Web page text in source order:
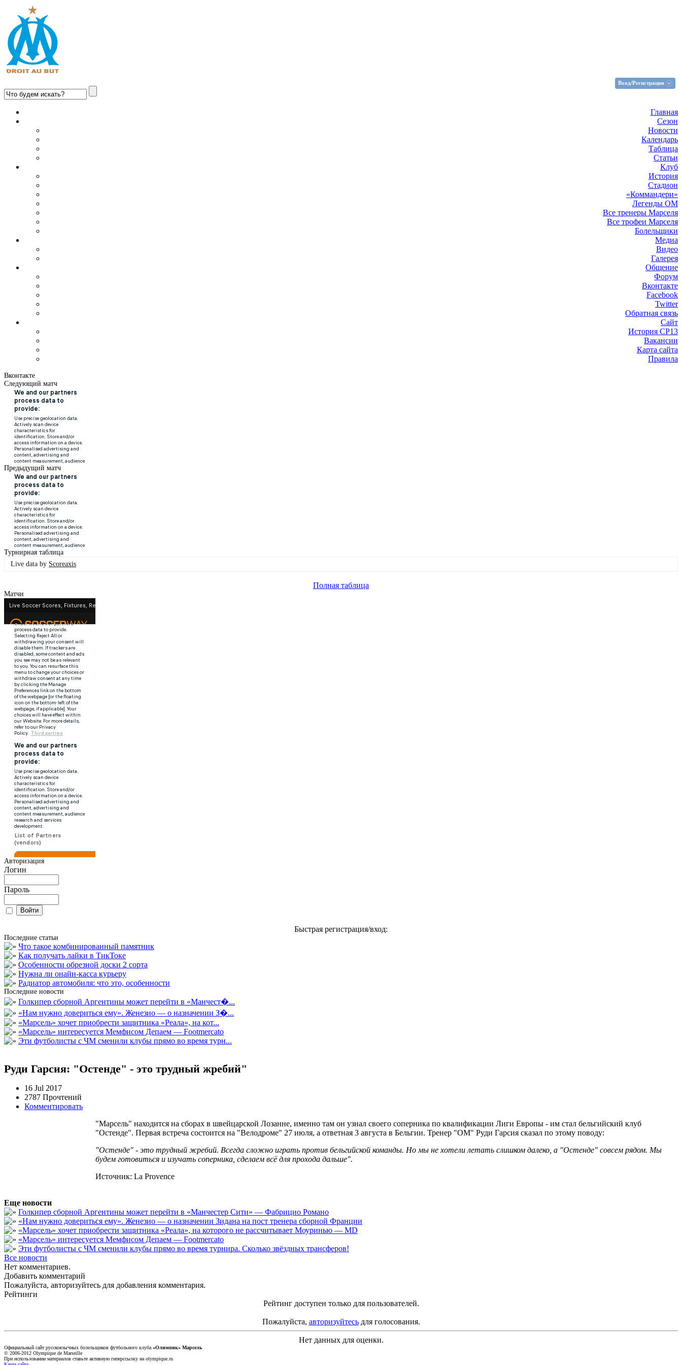
Вход/Регистрация
Главная
Сезон
Новости
Календарь
Таблица
Статьи
Клуб
История
Стадион
«Коммандери»
Легенды ОМ
Все тренеры Марселя
Все трофеи Марселя
Болельщики
Медиа
Видео
Галерея
Общение
Форум
Вконтакте
Facebook
Twitter
Обратная связь
Сайт
История СР13
Вакансии
Карта сайта
Правила
Вконтакте
Следующий матч
Предыдущий матч
Турнирная таблица
Live data by Scoreaxis
Полная таблица
Матчи
Авторизация
Логин
Пароль
Быстрая регистрация/вход:
Последние статьи
Что такое комбинированный памятник
Как получать лайки в ТикТоке
Особенности обрезной доски 2 сорта
Нужна ли онайн-касса курьеру
Радиатор автомобиля: что это, особенности
Последние новости
Голкипер сборной Аргентины может перейти в «Манчест�...
«Нам нужно довериться ему». Женезио — о назначении З�...
«Марсель» хочет приобрести защитника «Реала», на кот...
«Марсель» интересуется Мемфисом Депаем — Footmercato
Эти футболисты с ЧМ сменили клубы прямо во время турн...
Руди Гарсия: "Остенде" - это трудный жребий"
16 Jul 2017
2787 Прочтений
Комментировать
"Марсель" находится на сборах в швейцарской Лозанне, именно там он узнал своего соперника по квалификации Лиги Европы - им стал бельгийский клуб
"Остенде". Первая встреча состоится на "Велодроме" 27 июля, а ответная 3 августа в Бельгии. Тренер "ОМ" Руди Гарсия сказал по этому поводу:
"Остенде" - это трудный жребий. Всегда сложно играть против бельгийской команды. Но мы не хотели летать слишком далеко, а "Остенде" совсем рядом. Мы
будем готовиться и изучать соперника, сделаем всё для прохода дальше".
Источник: La Provence
Еще новости
Голкипер сборной Аргентины может перейти в «Манчестер Сити» — Фабрицио Романо
«Нам нужно довериться ему». Женезио — о назначении Зидана на пост тренера сборной Франции
«Марсель» хочет приобрести защитника «Реала», на которого не рассчитывает Моуринью — MD
«Марсель» интересуется Мемфисом Депаем — Footmercato
Эти футболисты с ЧМ сменили клубы прямо во время турнира. Сколько звёздных трансферов!
Все новости
Нет комментариев.
Добавить комментарий
Пожалуйста, авторизуйтесь для добавления комментария.
Рейтинги
Рейтинг доступен только для пользователей.
Пожалуйста, авторизуйтесьдля голосования.
Нет данных для оценки.
Официальный сайт русскоязычных болельщиков футбольного клуба «Олимпик» Марсель
© 2006-2012 Olympique de Marseille
При использовании материалов ставьте активную гиперссылку на olympique.ru